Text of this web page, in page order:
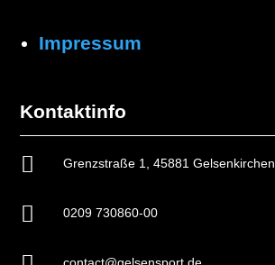
Impressum
Kontaktinfo
 Grenzstraße 1, 45881 Gelsenkirchen
 0209 730860-00